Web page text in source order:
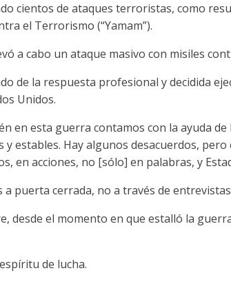
cientos de ataques terroristas, como
el Terrorismo (“Yamam”).
a cabo un ataque masivo con misiles
de la respuesta profesional y decidida
Unidos.
en esta guerra contamos con la ayuda
estables. Hay algunos desacuerdos,
en acciones, no [sólo] en palabras, y
puerta cerrada, no a través de
desde el momento en que estalló la
de lucha.